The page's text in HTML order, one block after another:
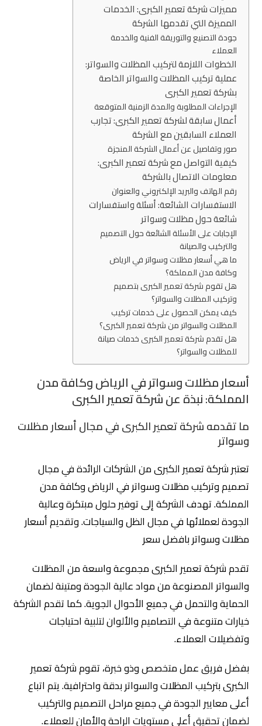
مميزات شركة تعمير الكبرى: الخدمات
المميزة التي تقدمها الشركة
جودة التصنيع والتوريقة الفنية والخدمة
العملاء
الخطوات اللازمة لتركيب المظلات والسواتر:
عملية تركيب المظلات والسواتر الخاصة
بشركة تعمير الكبرى
الإجراءات المطلوبة والمدة الزمنية المتوقعة
أعمال سابقة لشركة تعمير الكبرى: تجارب
العملاء السابقين مع الشركة
صور وتفاصيل عن أعمال الشركة المنجزة
كيفية التواصل مع شركة تعمير الكبرى:
معلومات الاتصال بالشركة
رقم الهاتف والبريد الإلكتروني والعنوان
الاستفسارات الشائعة: أسئلة واستفسارات
شائعة حول مظلات وسواتر
الإجابات على الأسئلة الشائعة حول التصميم
والتركيب والصيانة
ما هي أسعار مظلات وسواتر في الرياض
وكافة مدن المملكة؟
هل تقوم شركة تعمير الكبرى بتصميم
وتركيب المظلات والسواتر؟
كيف يمكن الحصول على خدمات تركيب
المظلات والسواتر من شركة تعمير الكبرى؟
هل تقدم شركة تعمير الكبرى خدمات صيانة
للمظلات والسواتر؟
أسعار مظلات وسواتر في الرياض وكافة مدن
المملكة: نبذة عن شركة تعمير الكبرى
ما تقدمه شركة تعمير الكبرى في مجال أسعار مظلات
وسواتر
تعتبر شركة تعمير الكبرى من الشركات الرائدة في مجال
تصميم وتركيب مظلات وسواتر في الرياض وكافة مدن
المملكة. تهدف الشركة إلى توفير حلول مبتكرة وعالية
الجودة لعملائها في مجال الظل والسياجات. وتقديم أسعار
مظلات وسواتر بافضل سعر
تقدم شركة تعمير الكبرى مجموعة واسعة من المظلات
والسواتر المصنوعة من مواد عالية الجودة ومتينة لضمان
الحماية والتحمل في جميع الأحوال الجوية. كما تقدم الشركة
خيارات متنوعة في التصاميم والألوان لتلبية احتياجات
وتفضيلات العملاء.
بفضل فريق عمل متخصص وذو خبرة، تقوم شركة تعمير
الكبرى بتركيب المظلات والسواتر بدقة واحترافية. يتم اتباع
أعلى معايير الجودة في جميع مراحل التصميم والتركيب
لضمان تحقيق أعلى مستويات الراحة والأمان للعملاء.